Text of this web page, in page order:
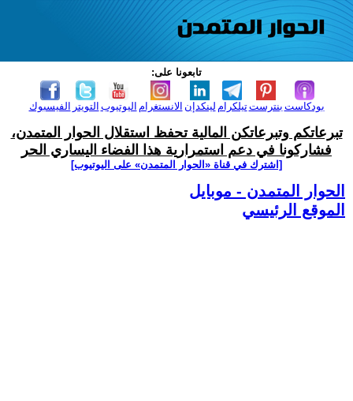
تابعونا على:
الفيسبوك التويتر اليوتيوب الانستغرام لينكدإن تيلكرامبنترست بودكاست
تبرعاتكم وتبرعاتكن المالية تحفظ استقلال الحوار المتمدن،
فشاركونا في دعم استمرارية هذا الفضاء اليساري الحر
[اشترك في قناة ‫«الحوار المتمدن» على اليوتيوب]
الحوار المتمدن - موبايل
الموقع الرئيسي